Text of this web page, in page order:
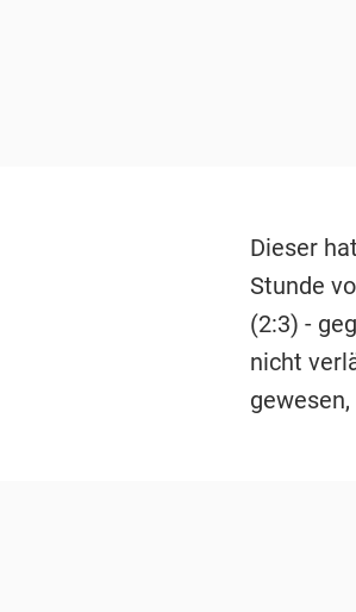
Dieser
Stunde
(2:3) -
nicht